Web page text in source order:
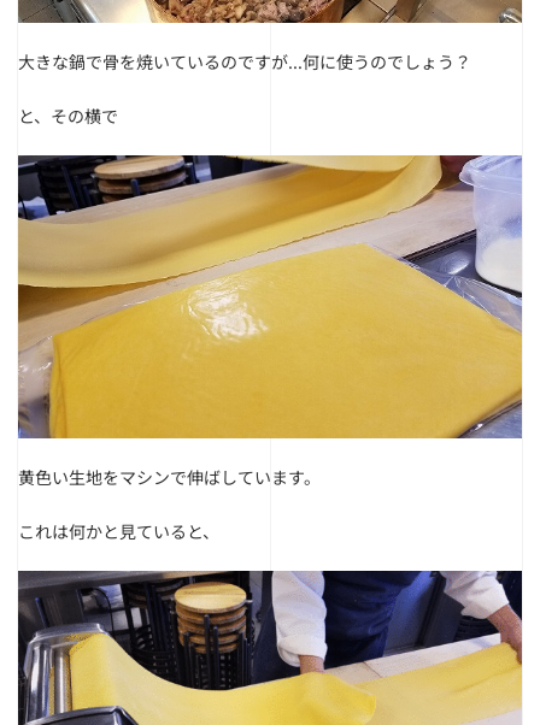
大きな鍋で骨を焼いているのですが...何に使うのでしょう？
と、その横で
黄色い生地をマシンで伸ばしています。
これは何かと見ていると、